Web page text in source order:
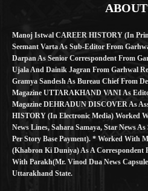
Manoj Istwal CAREER HISTORY (in
Seemant Varta As Sub-Editor From
Darpan As Senior Correspondent From
Ujala And Dainik Jagran From Garhwal
Gramya Sandesh As Bureau Chief From
Magazine UTTARAKHAND VANI As
Magazine DEHRADUN DISCOVER As
HISTORY (in Electronic Media) Worked
News Lines, Sahara Samaya, Star News
Per Story Base Payment). * Worked With
(Khabron Ki Duniya) As A Correspondent
With Parakh(Mr. Vinod Dua News
Uttarakhand State.